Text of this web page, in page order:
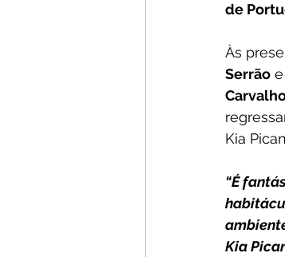
de
Às
Serrão e
Kia
“É
Kia